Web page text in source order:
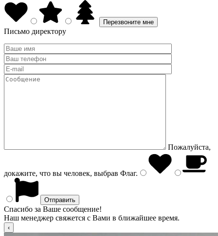
Письмо директору
Пожалуйста,
докажите, что вы человек, выбрав Флаг.
Спасибо за Ваше сообщение!
Наш менеджер свяжется с Вами в ближайшее время.